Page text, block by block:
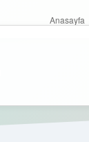
Anasayfa